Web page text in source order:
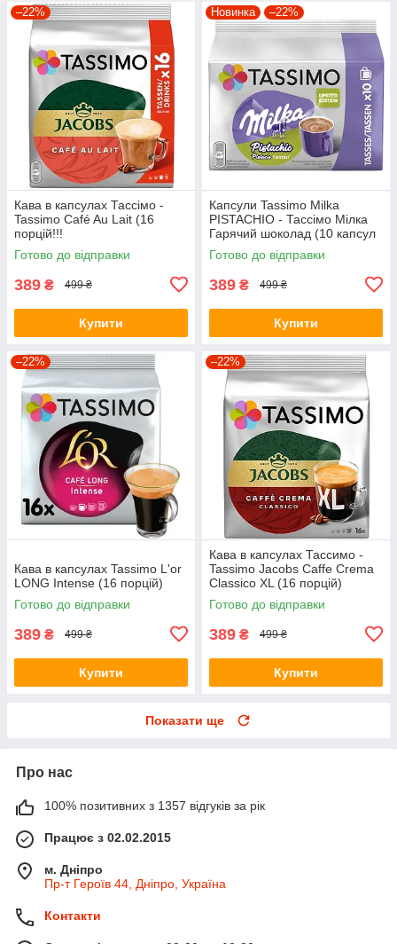
–22%
Кава в капсулах Тассімо -
Tassimo Café Au Lait (16
порцій!!!
Готово до відправки
389 ₴ 499 ₴
Купити
Новинка –22%
Капсули Tassimo Milka
PISTACHIO - Тассімо Мілка
Гарячий шоколад (10 капсул
= 10 порцій = 160 грамів)
Готово до відправки
389 ₴ 499 ₴
Купити
–22%
Кава в капсулах Tassimo L'or
LONG Intense (16 порцій)
Готово до відправки
389 ₴ 499 ₴
Купити
–22%
Кава в капсулах Тассимо -
Tassimo Jacobs Caffe Crema
Classico XL (16 порцій)
Готово до відправки
389 ₴ 499 ₴
Купити
Показати ще
Про нас
100% позитивних з 1357 відгуків за рік
Працює з 02.02.2015
м. Дніпро
Пр-т Героїв 44, Дніпро, Україна
Контакти